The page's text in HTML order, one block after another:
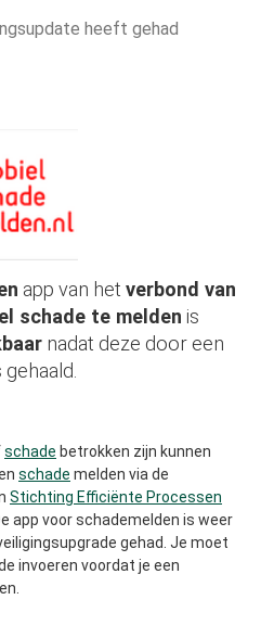
heeft gehad
app van het verbond van
schade te melden is
nadat deze door een
schade betrokken zijn kunnen
schade melden via de
Stichting Efficiënte Processen
app voor schademelden is weer
gehad. Je moet
invoeren voordat je een